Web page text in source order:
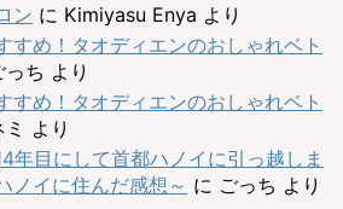
ン に Kimiyasu Enya より
すめ！タオディエンのおしゃれベト
っち より
すめ！タオディエンのおしゃれベト
より
年目にして首都ハノイに引っ越しま
ノイに住んだ感想～ に ごっち より